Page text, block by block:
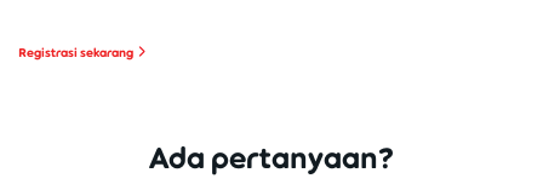
Registrasi sekarang
Ada pertanyaan?